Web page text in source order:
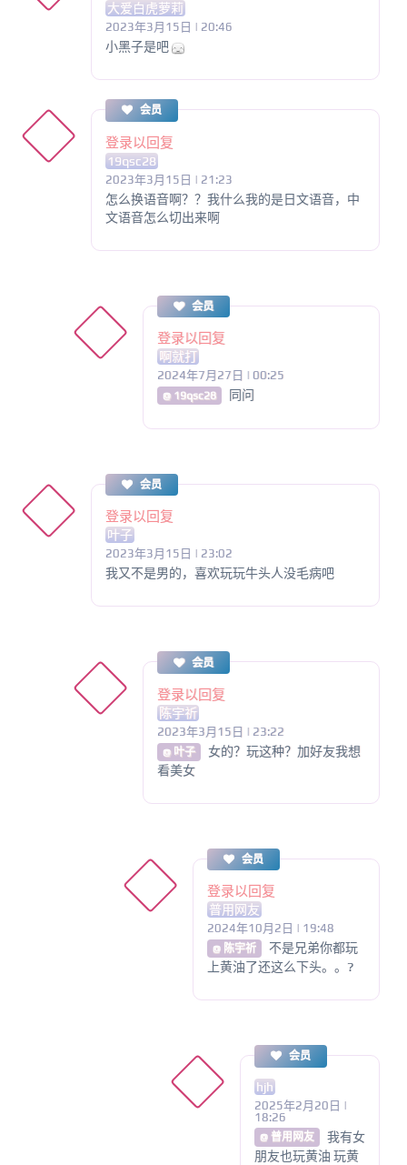
大爱白虎萝莉
2023年3月15日 | 20:46
小黑子是吧
会员
登录以回复
19qsc28
2023年3月15日 | 21:23
怎么换语音啊？？我什么我的是日文语音，中
文语音怎么切出来啊
会员
登录以回复
啊就打
2024年7月27日 | 00:25
@ 19qsc28 同问
会员
登录以回复
叶子
2023年3月15日 | 23:02
我又不是男的，喜欢玩玩牛头人没毛病吧
会员
登录以回复
陈宇祈
2023年3月15日 | 23:22
@ 叶子
女的？玩这种？加好友我想
看美女
会员
登录以回复
普用网友
2024年10月2日 | 19:48
@ 陈宇祈
不是兄弟你都玩
上黄油了还这么下头。。?
会员
hjh
2025年2月20日 |
18:26
@ 普用网友
我有女
朋友也玩黄油 玩黄